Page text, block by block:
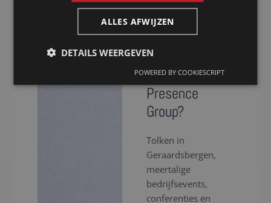
Waarom kiezen
voor een tolk in
Geraardsbergen
via The
Presence
Group?
Tolken in
Geraardsbergen,
meertalige
bedrijfsevents,
conferenties en
ALLES AFWIJZEN
DETAILS WEERGEVEN
POWERED BY COOKIESCRIPT